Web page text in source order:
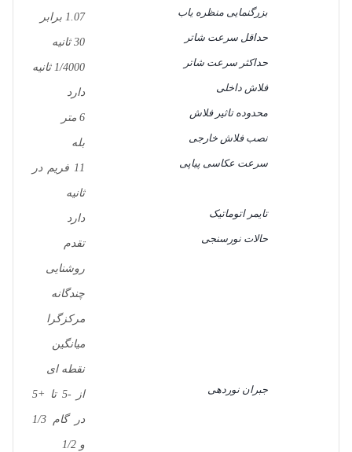
بزرگنمایی منظره یاب
1.07 برابر
حداقل سرعت شاتر
30 ثانیه
حداکثر سرعت شاتر
1/4000 ثانیه
فلاش داخلی
دارد
محدوده تاثیر فلاش
6 متر
نصب فلاش خارجی
بله
سرعت عکاسی پیاپی
11 فریم در
ثانیه
تایمر اتوماتیک
دارد
حالات نورسنجی
تقدم
روشنایی
چندگانه
مرکزگرا
میانگین
نقطه ای
جبران نوردهی
از -5 تا +5
در گام 1/3
و 1/2